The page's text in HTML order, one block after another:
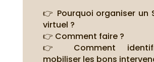
👉 Pourquoi organiser un
virtuel ?
👉 Comment faire ?
👉 Comment
mobiliser les bons